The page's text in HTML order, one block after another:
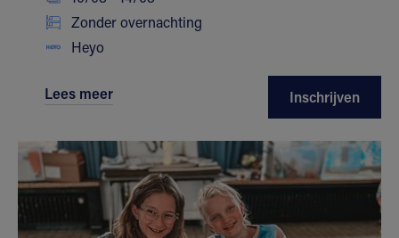
Zonder overnachting
Heyo
Lees meer Inschrijven